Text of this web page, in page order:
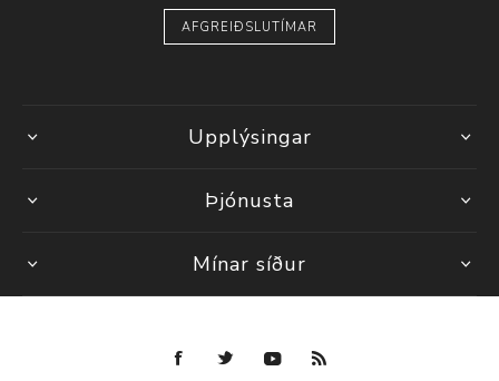
AFGREIÐSLUTÍMAR
Upplýsingar
Þjónusta
Mínar síður